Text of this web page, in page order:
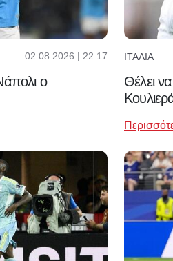
02.08.2026 | 22:17
ο
ΙΤΑΛΊΑ
Θέλει